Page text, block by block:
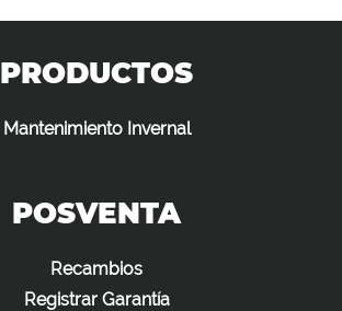
PRODUCTOS
Mantenimiento Invernal
POSVENTA
Recambios
Registrar Garantía